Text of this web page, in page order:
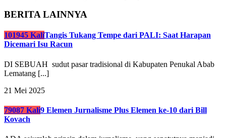
BERITA LAINNYA
101945 KaliTangis Tukang Tempe dari PALI: Saat Harapan
Dicemari Isu Racun
DI SEBUAH sudut pasar tradisional di Kabupaten Penukal Abab
Lematang [...]
21 Mei 2025
79087 Kali9 Elemen Jurnalisme Plus Elemen ke-10 dari Bill
Kovach